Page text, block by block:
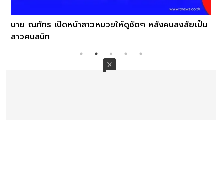
นาย ณภัทร เปิดหน้าสาวหมวยให้ดูชัดๆ หลังคนสงสัยเป็น
สาวคนสนิท